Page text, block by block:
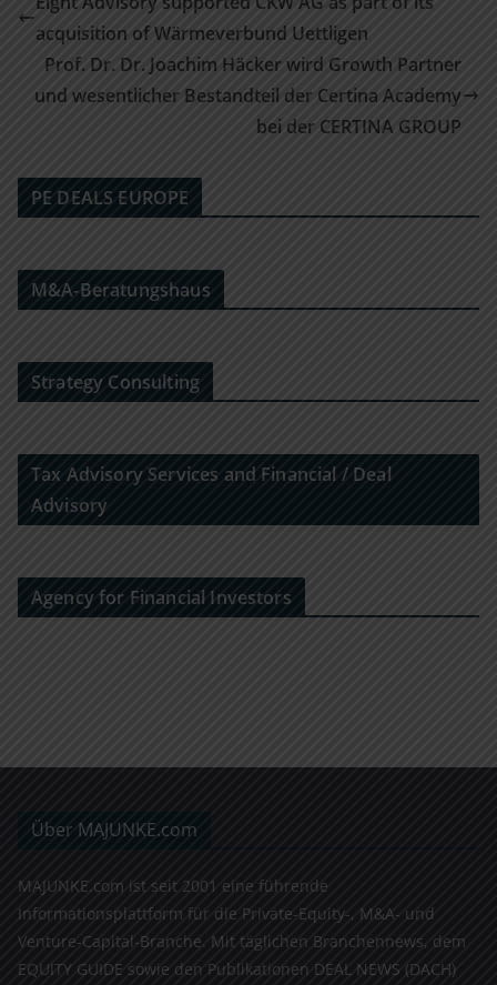
acquisition of Wärmeverbund Uettligen
Prof. Dr. Dr. Joachim Häcker wird Growth Partner
und wesentlicher Bestandteil der Certina Academy
bei der CERTINA GROUP
PE DEALS EUROPE
M&A-Beratungshaus
Strategy Consulting
Tax Advisory Services and Financial / Deal
Advisory
Agency for Financial Investors
Über MAJUNKE.com
MAJUNKE.com ist seit 2001 eine führende
Informationsplattform für die Private-Equity-, M&A- und
Venture-Capital-Branche. Mit täglichen Branchennews, dem
EQUITY GUIDE sowie den Publikationen DEAL NEWS (DACH)